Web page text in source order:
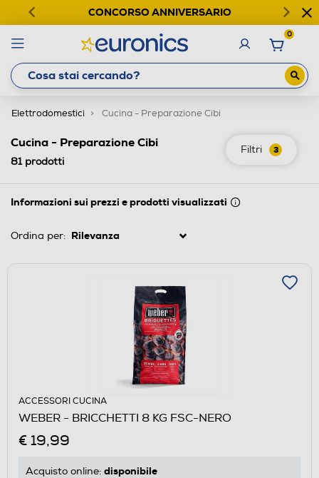
CONCORSO ANNIVERSARIO
0
Elettrodomestici Cucina - Preparazione Cibi
Filtri 3
Cucina - Preparazione Cibi
81prodotti
Informazioni sui prezzi e prodotti visualizzati
Ordina per:
ACCESSORI CUCINA
WEBER - BRICCHETTI 8 KG FSC-NERO
€ 19,99
Acquisto online: disponibile